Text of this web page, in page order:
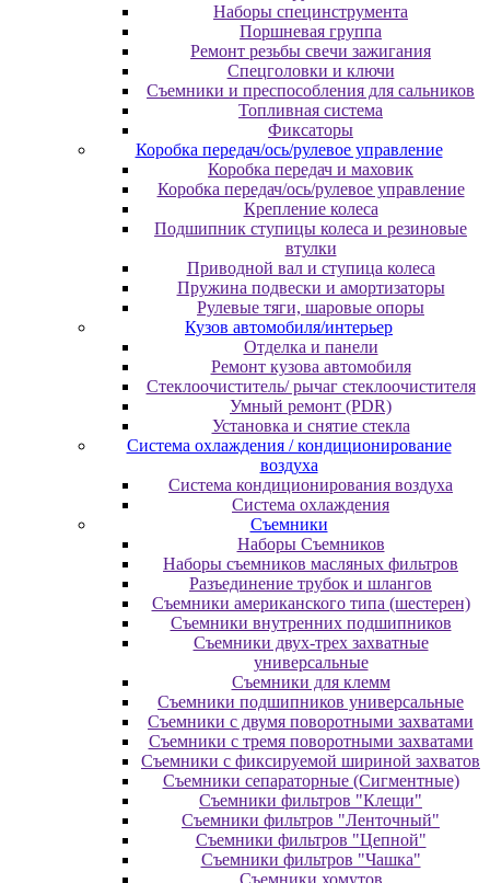
Наборы специнструмента
Поршневая группа
Ремонт резьбы свечи зажигания
Спецголовки и ключи
Съемники и преспособления для сальников
Топливная система
Фиксаторы
Коробка передач/ось/рулевое управление
Коробка передач и маховик
Коробка передач/ось/рулевое управление
Крепление колеса
Подшипник ступицы колеса и резиновые
втулки
Приводной вал и ступица колеса
Пружина подвески и амортизаторы
Рулевые тяги, шаровые опоры
Кузов автомобиля/интерьер
Отделка и панели
Ремонт кузова автомобиля
Стеклоочиститель/ рычаг стеклоочистителя
Умный ремонт (PDR)
Установка и снятие стекла
Система охлаждения / кондиционирование
воздуха
Система кондиционирования воздуха
Система охлаждения
Съемники
Наборы Съемников
Наборы съемников масляных фильтров
Разъединение трубок и шлангов
Съемники американского типа (шестерен)
Съемники внутренних подшипников
Съемники двух-трех захватные
универсальные
Съемники для клемм
Съемники подшипников универсальные
Съемники с двумя поворотными захватами
Съемники с тремя поворотными захватами
Съемники с фиксируемой шириной захватов
Съемники сепараторные (Сигментные)
Съемники фильтров "Клещи"
Съемники фильтров "Ленточный"
Съемники фильтров "Цепной"
Съемники фильтров "Чашка"
Съемники хомутов